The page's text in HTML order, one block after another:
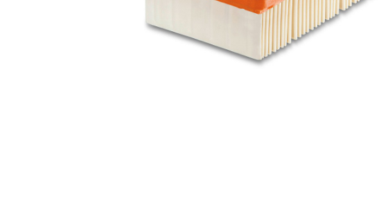
HOME TEXTILES
PAINT AND ACCESSORIES